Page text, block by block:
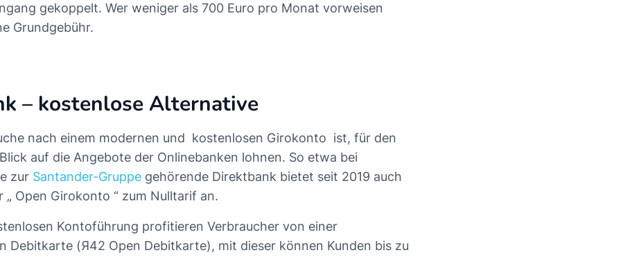
gekoppelt. Wer weniger als 700 Euro pro Monat vorweisen
Grundgebühr.
– kostenlose Alternative
nach einem modernen und kostenlosen Girokonto ist, für den
auf die Angebote der Onlinebanken lohnen. So etwa bei
zur Santander-Gruppe gehörende Direktbank bietet seit 2019 auch
„ Open Girokonto “ zum Nulltarif an.
Kontoführung profitieren Verbraucher von einer
Debitkarte (Я42 Open Debitkarte), mit dieser können Kunden bis zu